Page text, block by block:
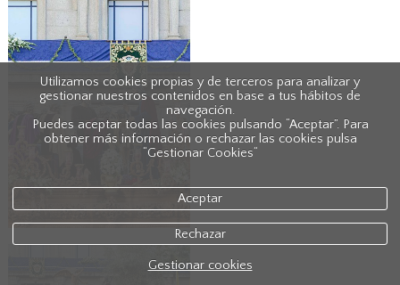
Utilizamos cookies propias y de terceros para analizar y
gestionar nuestros contenidos en base a tus hábitos de
navegación.
Puedes aceptar todas las cookies pulsando “Aceptar”. Para
obtener más información o rechazar las cookies pulsa
“Gestionar Cookies“
Aceptar
Rechazar
Gestionar cookies